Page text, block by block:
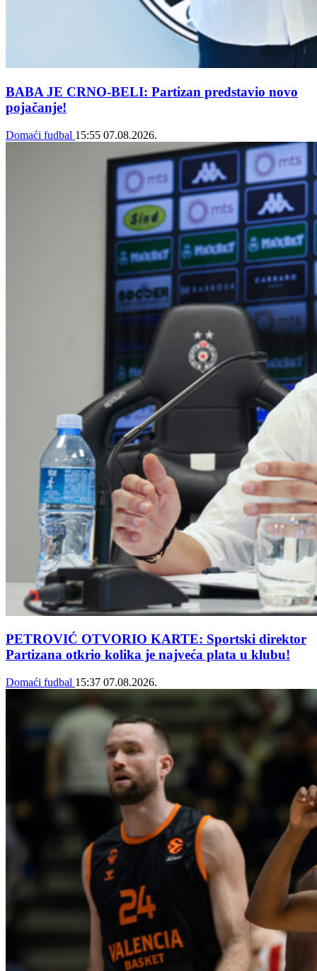
BABA JE CRNO-BELI: Partizan predstavio novo
pojačanje!
Domaći fudbal 15:55 07.08.2026.
PETROVIĆ OTVORIO KARTE: Sportski direktor
Partizana otkrio kolika je najveća plata u klubu!
Domaći fudbal 15:37 07.08.2026.